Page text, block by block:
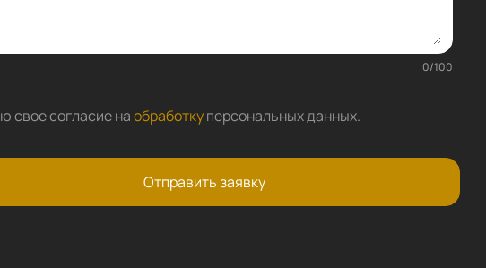
0/100
свое согласие наобработку персональных данных.
Отправить заявку